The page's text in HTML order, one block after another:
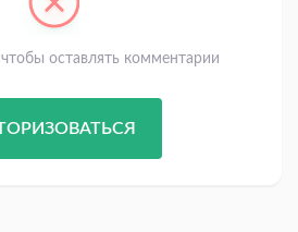
оставлять комментарии